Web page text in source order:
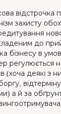
відстрочка
захисту
до
бізнесу в
(хоча деякі з
а й за